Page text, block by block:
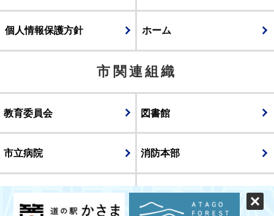
個人情報保護方針 ホーム
市関連組織
教育委員会 図書館
市立病院 消防本部
議会